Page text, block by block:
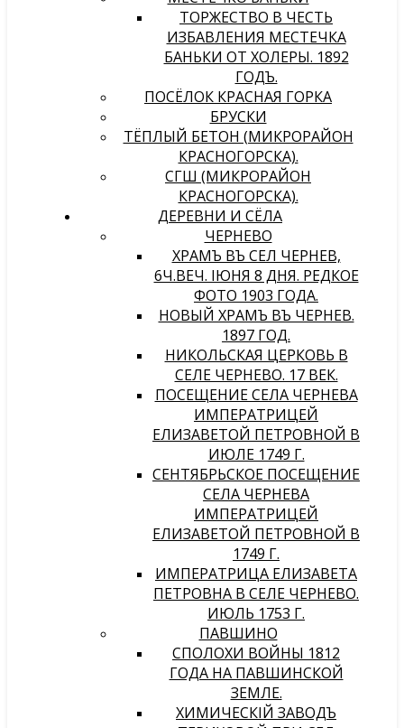
ТОРЖЕСТВО В ЧЕСТЬ
ИЗБАВЛЕНИЯ МЕСТЕЧКА
БАНЬКИ ОТ ХОЛЕРЫ. 1892
ГОДЪ.
ПОСЁЛОК КРАСНАЯ ГОРКА
БРУСКИ
ТЁПЛЫЙ БЕТОН (МИКРОРАЙОН
КРАСНОГОРСКА).
СГШ (МИКРОРАЙОН
КРАСНОГОРСКА).
ДЕРЕВНИ И СЁЛА
ЧЕРНЕВО
ХРАМЪ ВЪ СЕЛѢ ЧЕРНЕВѢ,
6Ч.ВЕЧ. IЮНЯ 8 ДНЯ. РЕДКОЕ
ФОТО 1903 ГОДА.
НОВЫЙ ХРАМЪ ВЪ ЧЕРНЕВѢ.
1897 ГОД.
НИКОЛЬСКАЯ ЦЕРКОВЬ В
СЕЛЕ ЧЕРНЕВО. 17 ВЕК.
ПОСЕЩЕНИЕ СЕЛА ЧЕРНЕВА
ИМПЕРАТРИЦЕЙ
ЕЛИЗАВЕТОЙ ПЕТРОВНОЙ В
ИЮЛЕ 1749 Г.
СЕНТЯБРЬСКОЕ ПОСЕЩЕНИЕ
СЕЛА ЧЕРНЕВА
ИМПЕРАТРИЦЕЙ
ЕЛИЗАВЕТОЙ ПЕТРОВНОЙ В
1749 Г.
ИМПЕРАТРИЦА ЕЛИЗАВЕТА
ПЕТРОВНА В СЕЛЕ ЧЕРНЕВО.
ИЮЛЬ 1753 Г.
ПАВШИНО
СПОЛОХИ ВОЙНЫ 1812
ГОДА НА ПАВШИНСКОЙ
ЗЕМЛЕ.
ХИМИЧЕСКIЙ ЗАВОДЪ